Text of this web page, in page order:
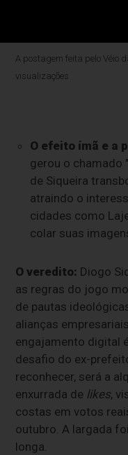
A postagem feita pelo Véio
visualizações
O efeito ímã e a
gerou o chamado
de Siqueira
atraindo o
cidades como
colar suas
O veredito: Diogo
as regras do jogo
de pautas
alianças
engajamento digital
desafio do ex-
reconhecer, será a
enxurrada de likes,
costas em votos
outubro. A largada
longa.